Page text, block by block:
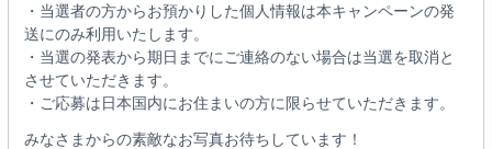
・当選者の方からお預かりした個人情報は本キャンペーンの発
送にのみ利用いたします。
・当選の発表から期日までにご連絡のない場合は当選を取消と
させていただきます。
・ご応募は日本国内にお住まいの方に限らせていただきます。
みなさまからの素敵なお写真お待ちしています！